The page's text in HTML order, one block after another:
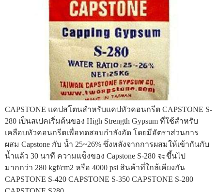
CAPSTONE แคปสโตนสำหรับแคปหัวคอนกรีต CAPSTONE S-
280 เป็นสเปคเริ่มต้นของ High Strength Gypsum ที่ใช้สำหรับ
เคลือบหัวคอนกรีตเพื่อทดสอบกำลังอัด โดยมีอัตราส่วนการ
ผสม Capstone กับ น้ำ 25~26% ซึ่งหลังจากการผสมให้เข้ากันกับ
น้ำแล้ว 30 นาที ความแข็งของ Capstone S-280 จะขึ้นไป
มากกว่า 280 kgf/cm2 หรือ 4000 psi สินค้าที่ใกล้เคียงกัน
CAPSTONE S-420 CAPSTONE S-350 CAPSTONE S-280